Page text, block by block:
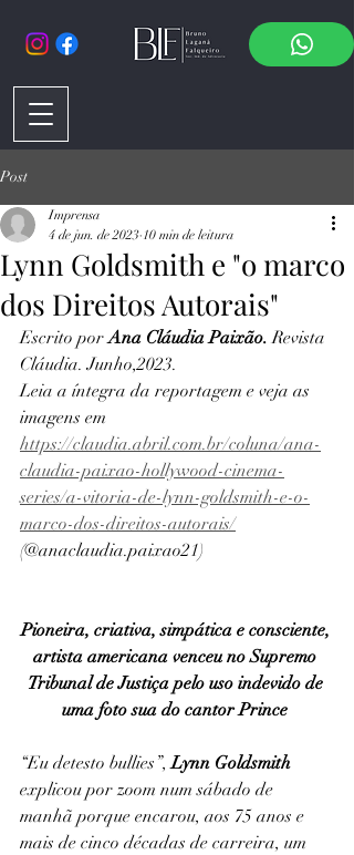
Post
Lynn Goldsmith e "o marco
dos Direitos Autorais"
Imprensa
4 de jun. de 2023 10 min de leitura
Escrito por Ana Cláudia Paixão. Revista
Cláudia. Junho,2023.
Leia a íntegra da reportagem e veja as
imagens em
https://claudia.abril.com.br/coluna/ana-
claudia-paixao-hollywood-cinema-
series/a-vitoria-de-lynn-goldsmith-e-o-
marco-dos-direitos-autorais/
(@anaclaudia.paixao21)
Pioneira, criativa, simpática e consciente,
artista americana venceu no Supremo
Tribunal de Justiça pelo uso indevido de
uma foto sua do cantor Prince
“Eu detesto bullies”, Lynn Goldsmith
explicou por zoom num sábado de
manhã porque encarou, aos 75 anos e
mais de cinco décadas de carreira, um